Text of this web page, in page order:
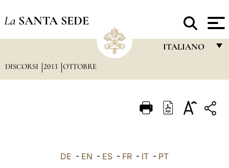
La SANTA SEDE
ITALIANO
ITALIANO
DISCORSI 2013 OTTOBRE
DE - EN - ES - FR - IT - PT